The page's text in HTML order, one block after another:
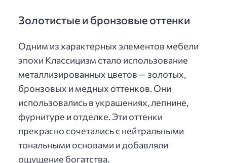
Золотистые и бронзовые оттенки
Одним из характерных элементов мебели
эпохи Классицизм стало использование
металлизированных цветов — золотых,
бронзовых и медных оттенков. Они
использовались в украшениях, лепнине,
фурнитуре и отделке. Эти оттенки
прекрасно сочетались с нейтральными
тональными основами и добавляли
ощущение богатства.